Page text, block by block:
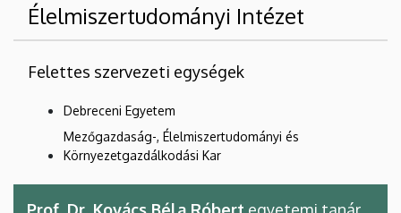
Élelmiszertudományi Intézet
Felettes szervezeti egységek
Debreceni Egyetem
Mezőgazdaság-, Élelmiszertudományi és
Környezetgazdálkodási Kar